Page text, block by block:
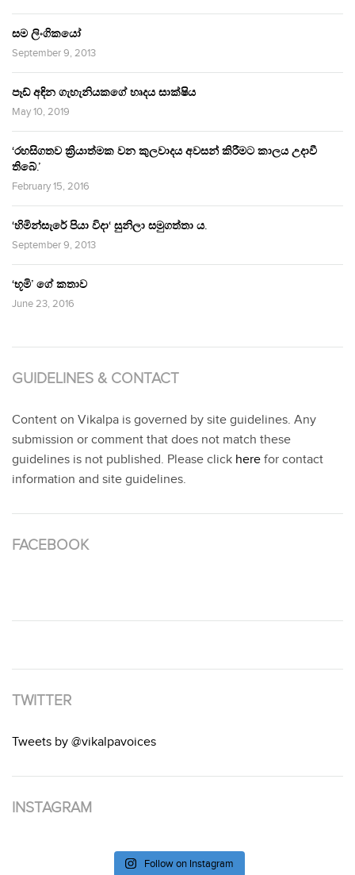
සම ලිංගිකයෝ
September 9, 2013
පෑඩ් අඳින ගැහැනියකගේ හෘදය සාක්ෂිය
May 10, 2019
‘රහසිගතව ක්‍රියාත්මක වන කුලවාදය අවසන් කිරීමට කාලය උදාවී
තිබේ.’
February 15, 2016
‘හිමින්සැරේ පියා විදා‘ සුනිලා සමුගත්තා ය.
September 9, 2013
‘භූමි’ ගේ කතාව
June 23, 2016
GUIDELINES & CONTACT
Content on Vikalpa is governed by site guidelines. Any
submission or comment that does not match these
guidelines is not published. Please click here for contact
information and site guidelines.
FACEBOOK
TWITTER
Tweets by @vikalpavoices
INSTAGRAM
Follow on Instagram